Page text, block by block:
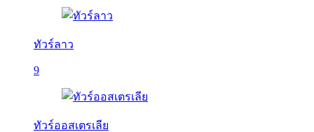
ทัวร์ลาว
9
ทัวร์ออสเตรเลีย